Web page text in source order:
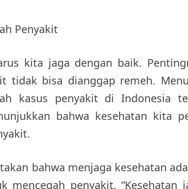
Penyakit
kita jaga dengan baik.
tidak bisa dianggap remeh.
kasus penyakit di Indonesia
bahwa kesehatan kita
bahwa menjaga kesehatan
penyakit. “Kesehatan